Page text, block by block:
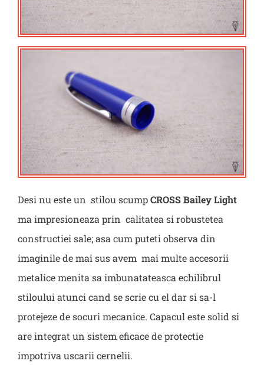
Desi nu este un stilou scumpCROSS Bailey Light
ma impresioneaza prin calitatea si robustetea
constructiei sale; asa cum puteti observa din
imaginile de mai sus avem mai multe accesorii
metalice menita sa imbunatateasca echilibrul
stiloului atunci cand se scrie cu el dar si sa-l
protejeze de socuri mecanice. Capacul este solid si
are integrat un sistem eficace de protectie
impotriva uscarii cernelii.